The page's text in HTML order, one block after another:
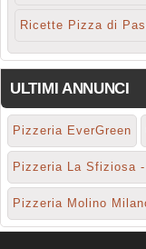
Ricette Pizza di
ULTIMI ANNUNCI
Pizzeria EverGreen
Pizzeria La Sfiziosa
Pizzeria Molino